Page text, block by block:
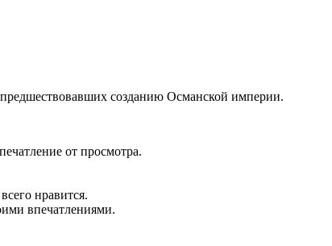
созданию Османской империи.
от просмотра.
нравится.
впечатлениями.